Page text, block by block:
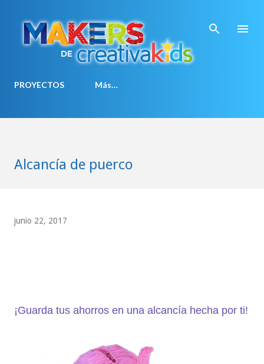
PROYECTOS Más…
Alcancía de puerco
junio 22, 2017
¡Guarda tus ahorros en una alcancía hecha por ti!